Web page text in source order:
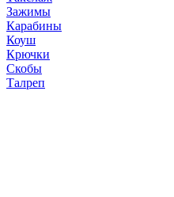
Зажимы
Карабины
Коуш
Крючки
Скобы
Талреп